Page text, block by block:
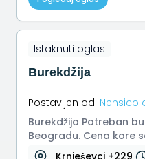
Istaknuti oglas
Burekdžija
Postavljen od: Nensico
Burekdžija Potreban
Beogradu. Cena kore
se do 450 kora